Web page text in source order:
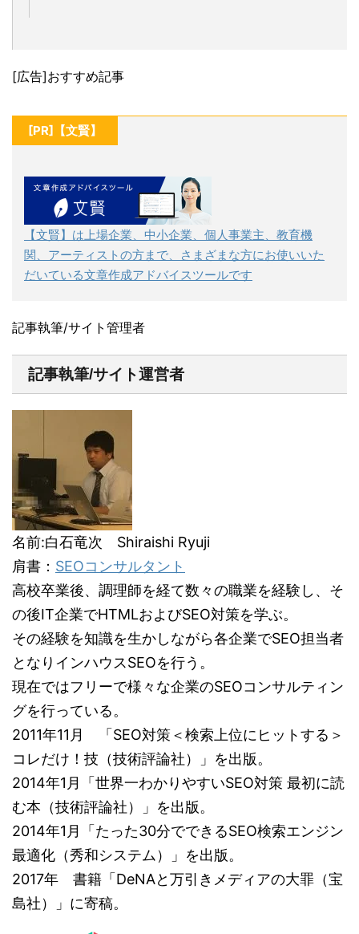
[広告]おすすめ記事
[PR]【文賢】
【文賢】は上場企業、中小企業、個人事業主、教育機
関、アーティストの方まで、さまざまな方にお使いいた
だいている文章作成アドバイスツールです
記事執筆/サイト管理者
記事執筆/サイト運営者
名前:白石竜次 Shiraishi Ryuji
肩書： SEOコンサルタント
高校卒業後、調理師を経て数々の職業を経験し、そ
の後IT企業でHTMLおよびSEO対策を学ぶ。
その経験を知識を生かしながら各企業でSEO担当者
となりインハウスSEOを行う。
現在ではフリーで様々な企業のSEOコンサルティン
グを行っている。
2011年11月 「SEO対策＜検索上位にヒットする＞
コレだけ！技（技術評論社）」を出版。
2014年1月「世界一わかりやすいSEO対策 最初に読
む本（技術評論社）」を出版。
2014年1月「たった30分でできるSEO検索エンジン
最適化（秀和システム）」を出版。
2017年 書籍「DeNAと万引きメディアの大罪（宝
島社）」に寄稿。